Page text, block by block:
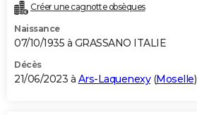
Créer une cagnotte obsèques
Naissance
07/10/1935 à GRASSANO ITALIE
Décès
21/06/2023 à Ars-Laquenexy(Moselle)